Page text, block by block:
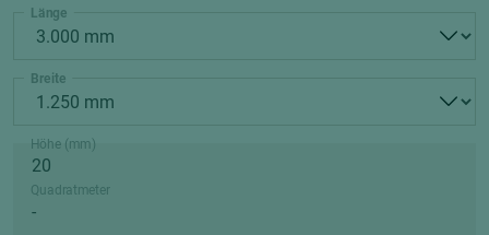
Länge
Breite
Höhe (mm)
Quadratmeter